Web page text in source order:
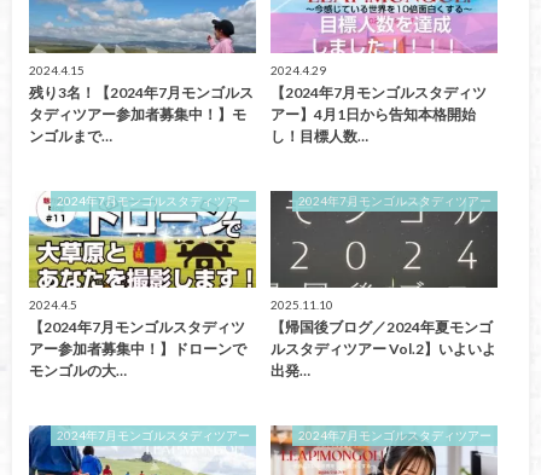
2024.4.15
残り3名！【2024年7月モンゴルス
タディツアー参加者募集中！】モ
ンゴルまで…
2024.4.29
【2024年7月モンゴルスタディツ
アー】4月1日から告知本格開始
し！目標人数…
2024年7月モンゴルスタディツアー
2024.4.5
【2024年7月モンゴルスタディツ
アー参加者募集中！】ドローンで
モンゴルの大…
2024年7月モンゴルスタディツアー
2025.11.10
【帰国後ブログ／2024年夏モンゴ
ルスタディツアー Vol.2】いよいよ
出発…
2024年7月モンゴルスタディツアー 2024年7月モンゴルスタディツアー